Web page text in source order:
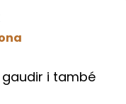
gaudir i també